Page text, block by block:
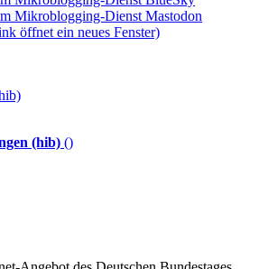
Mikroblogging-Dienst Mastodon
öffnet ein neues Fenster)
(hib) ()